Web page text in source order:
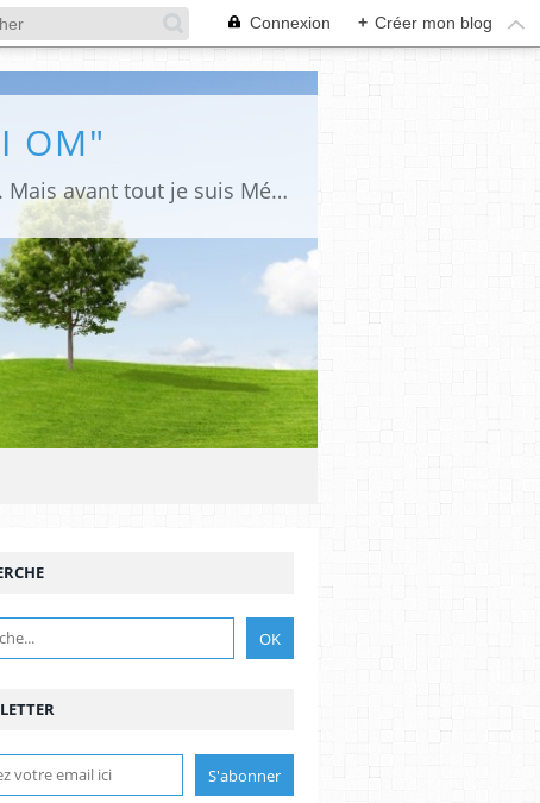
Connexion + Créer mon blog
OM"
Je suis Psycho Analyste Clinicienne, Sophrologue Certifiée, Thérapeute Holistique. Mais avant tout je suis Médium et Magnétiseuse. Vous trouverez sur mon site " HOME SHANTI OM" des conseils pour votre santé et votre bien-être, des infos sur mes stages, des textes et des citations qui font du Bien à l'Esprit et à l'Âme.... J'aime aussi laisser parler mon Âme d'Artiste et d'Auteure. Vous pourrez trouver sur ce site une grande partie de mes Créations. Certaines sont disponibles à la vente au moyen d'un paiement par chèque ou par Paypal. Merci de me contacter pour tout renseignement , par mail : annie.belliot@orange.fr par tél : 06.60.194.222 Je vous souhaite bonheur et plaisir en parcourant mon site. Namasté. Annie S* Belliot - "ShantiNoun Créations"